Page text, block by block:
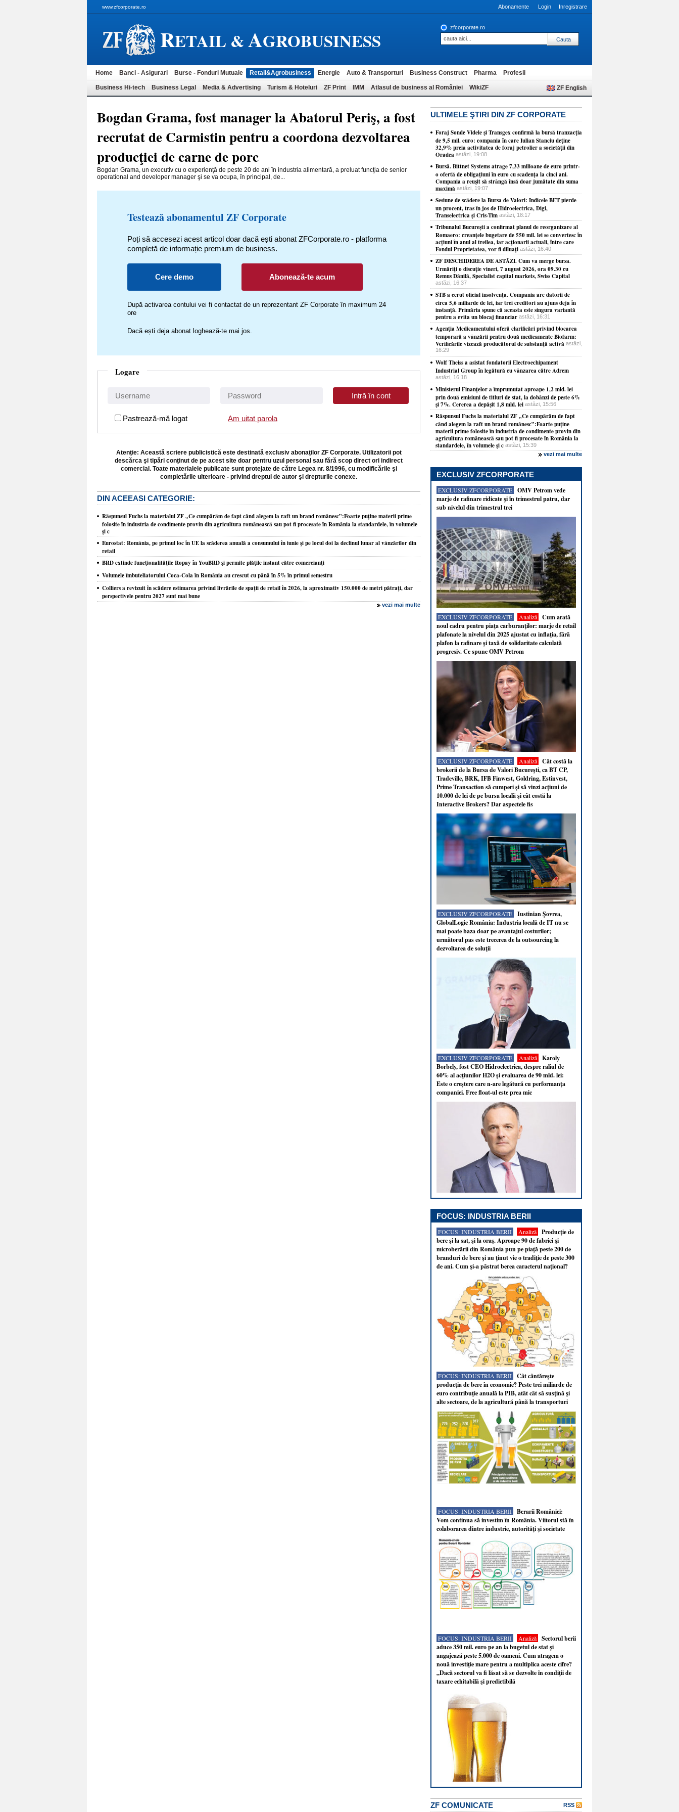
www.zfcorporate.ro Abonamente Login Inregistrare
RETAIL &AGROBUSINESS
zfcorporate.ro
Home Banci - Asigurari Burse - Fonduri Mutuale Retail&Agrobusiness Energie Auto & Transporturi Business Construct Pharma Profesii
Business Hi-tech Business Legal Media & Advertising Turism & Hoteluri ZF Print IMM Atlasul de business al României WikiZF ZF English
Bogdan Grama, fost manager la Abatorul Periş, a fost
recrutat de Carmistin pentru a coordona dezvoltarea
producţiei de carne de porc
Bogdan Grama, un executiv cu o expe­rienţă de peste 20 de ani în industria alimentară, a preluat funcţia de senior
operational and developer manager şi se va ocupa, în principal, de...
Testează abonamentul ZF Corporate
Poți să accesezi acest articol doar dacă ești abonat ZFCorporate.ro - platforma
completă de informație premium de business.
Cere demo Abonează-te acum
După activarea contului vei fi contactat de un reprezentant ZF Corporate în maximum 24
ore
Dacă ești deja abonat loghează-te mai jos.
Logare
Pastrează-mă logat Am uitat parola
Atenţie: Această scriere publicistică este destinată exclusiv abonaţilor ZF Corporate. Utilizatorii pot
descărca şi tipări conţinut de pe acest site doar pentru uzul personal sau fără scop direct ori indirect
comercial. Toate materialele publicate sunt protejate de către Legea nr. 8/1996, cu modificările şi
completările ulterioare - privind dreptul de autor şi drepturile conexe.
DIN ACEEASI CATEGORIE:
Răspunsul Fuchs la materialul ZF „Ce cumpărăm de fapt când alegem la raft un brand românesc”:Foarte puţine materii prime
folosite în industria de condimente provin din agricultura românească sau pot fi procesate în România la standardele, în volumele
şi c
Eurostat: România, pe primul loc în UE la scăderea anuală a consumului în iunie şi pe locul doi la declinul lunar al vânzărilor din
retail
BRD extinde funcţionalităţile Ropay în YouBRD şi permite plăţile instant către comercianţi
Volumele îmbuteliatorului Coca-Cola în România au crescut cu până în 5% în primul semestru
Colliers a revizuit în scădere estimarea privind livrările de spaţii de retail în 2026, la aproximativ 150.000 de metri pătraţi, dar
perspectivele pentru 2027 sunt mai bune
vezi mai multe
ULTIMELE ŞTIRI DIN ZF CORPORATE
Foraj Sonde Videle şi Transgex confirmă la bursă tranzacţia
de 9,5 mil. euro: compania în care Iulian Stanciu deţine
32,9% preia activitatea de foraj petrolier a societăţii din
Oradea astăzi, 19:08
Bursă. Bittnet Systems atrage 7,33 milioane de euro printr-
o ofertă de obligaţiuni în euro cu scadenţa la cinci ani.
Compania a reuşit să strângă însă doar jumătate din suma
maximă astăzi, 19:07
Sesiune de scădere la Bursa de Valori: Indicele BET pierde
un procent, tras în jos de Hidroelectrica, Digi,
Transelectrica şi Cris-Tim astăzi, 18:17
Tribunalul Bucureşti a confirmat planul de reorganizare al
Romaero: creanţele bugetare de 550 mil. lei se convertesc în
acţiuni în anul al treilea, iar acţionarii actuali, între care
Fondul Proprietatea, vor fi diluaţi astăzi, 16:40
ZF DESCHIDEREA DE ASTĂZI. Cum va merge bursa.
Urmăriţi o discuţie vineri, 7 august 2026, ora 09.30 cu
Remus Dănilă, Specialist capital markets, Swiss Capital
astăzi, 16:37
STB a cerut oficial insolvenţa. Compania are datorii de
circa 5,6 miliarde de lei, iar trei creditori au ajuns deja în
instanţă. Primăria spune că aceasta este singura variantă
pentru a evita un blocaj financiar astăzi, 16:31
Agenţia Medicamentului oferă clarificări privind blocarea
temporară a vânzării pentru două medicamente Biofarm:
Verificările vizează producătorul de substanţă activă astăzi,
16:29
Wolf Theiss a asistat fondatorii Electroechipament
Industrial Group în legătură cu vânzarea către Adrem
astăzi, 16:18
Ministerul Finanţelor a împrumutat aproape 1,2 mld. lei
prin două emisiuni de titluri de stat, la dobânzi de peste 6%
şi 7%. Cererea a depăşit 1,8 mld. lei astăzi, 15:56
Răspunsul Fuchs la materialul ZF „Ce cumpărăm de fapt
când alegem la raft un brand românesc”:Foarte puţine
materii prime folosite în industria de condimente provin din
agricultura românească sau pot fi procesate în România la
standardele, în volumele şi c astăzi, 15:39
vezi mai multe
EXCLUSIV ZFCORPORATE
EXCLUSIV ZFCORPORATE
OMV Petrom vede
marje de rafinare ridicate şi în trimestrul patru, dar
sub nivelul din trimestrul trei
EXCLUSIV ZFCORPORATE Analiză
Cum arată
noul cadru pentru piaţa carburanţilor: marje de retail
plafonate la nivelul din 2025 ajustat cu inflaţia, fără
plafon la rafinare şi taxă de solidaritate calculată
progresiv. Ce spune OMV Petrom
EXCLUSIV ZFCORPORATE Analiză
Cât costă la
brokerii de la Bursa de Valori Bucureşti, ca BT CP,
Tradeville, BRK, IFB Finwest, Goldring, Estinvest,
Prime Transaction să cumperi şi să vinzi acţiuni de
10.000 de lei de pe bursa locală şi cât costă la
Interactive Brokers? Dar aspectele fis
EXCLUSIV ZFCORPORATE
Iustinian Şovrea,
GlobalLogic România: Industria locală de IT nu se
mai poate baza doar pe avantajul costurilor;
următorul pas este trecerea de la outsourcing la
dezvoltarea de soluţii
EXCLUSIV ZFCORPORATE Analiză
Karoly
Borbely, fost CEO Hidroelectrica, despre raliul de
60% al acţiunilor H2O şi evaluarea de 90 mld. lei:
Este o creştere care n-are legătură cu performanţa
companiei. Free float-ul este prea mic
FOCUS: INDUSTRIA BERII
FOCUS: INDUSTRIA BERII Analiză
Producţie de
bere şi la sat, şi la oraş. Aproape 90 de fabrici şi
microberării din România pun pe piaţă peste 200 de
branduri de bere şi au ţinut vie o tradiţie de peste 300
de ani. Cum şi-a păstrat berea caracterul naţional?
FOCUS: INDUSTRIA BERII
Cât cântăreşte
producţia de bere în economie? Peste trei miliarde de
euro contribuţie anuală la PIB, atât cât să susţină şi
alte sectoare, de la agricultură până la transporturi
FOCUS: INDUSTRIA BERII
Berarii României:
Vom continua să investim în România. Viitorul stă în
colaborarea dintre industrie, autorităţi şi societate
FOCUS: INDUSTRIA BERII Analiză
Sectorul berii
aduce 350 mil. euro pe an la bugetul de stat şi
angajează peste 5.000 de oameni. Cum atragem o
nouă investiţie mare pentru a multiplica aceste cifre?
„Dacă sectorul va fi lăsat să se dezvolte în condiţii de
taxare echitabilă şi predictibilă
ZF COMUNICATE RSS